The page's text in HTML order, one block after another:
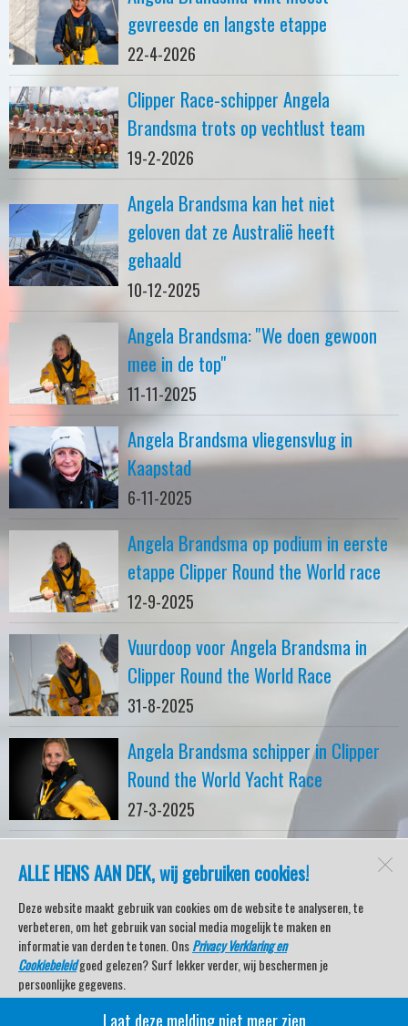
ALLE HENS AAN DEK, wij gebruiken cookies!
Deze website maakt gebruik van cookies om de website te analyseren, te
verbeteren, om het gebruik van social media mogelijk te maken en
informatie van derden te tonen. OnsPrivacy Verklaring en
Cookiebeleidgoed gelezen? Surf lekker verder, wij beschermen je
persoonlijke gegevens.
Veel kijkplezier met Watersport TV Beleving & Nieuws!
Laat deze melding niet meer zien
gevreesde en langste etappe
22-4-2026
Clipper Race-schipper Angela
Brandsma trots op vechtlust team
19-2-2026
Angela Brandsma kan het niet
geloven dat ze Australië heeft
gehaald
10-12-2025
Angela Brandsma: ''We doen gewoon
mee in de top''
11-11-2025
Angela Brandsma vliegensvlug in
Kaapstad
6-11-2025
Angela Brandsma op podium in eerste
etappe Clipper Round the World race
12-9-2025
Vuurdoop voor Angela Brandsma in
Clipper Round the World Race
31-8-2025
Angela Brandsma schipper in Clipper
Round the World Yacht Race
27-3-2025
watersport-tv
Lemmer
Open desktopversie